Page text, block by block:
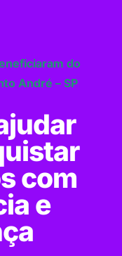
do
André – SP
com
e